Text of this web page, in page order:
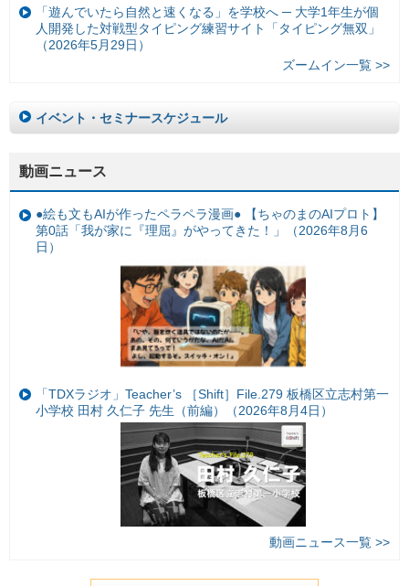
「遊んでいたら自然と速くなる」を学校へ ─ 大学1年生が個
人開発した対戦型タイピング練習サイト「タイピング無双」
（2026年5月29日）
ズームイン一覧 >>
イベント・セミナースケジュール
動画ニュース
●絵も文もAIが作ったペラペラ漫画● 【ちゃのまのAIプロト】
第0話「我が家に『理屈』がやってきた！」（2026年8月6
日）
「TDXラジオ」Teacher’s ［Shift］File.279 板橋区立志村第一
小学校 田村 久仁子 先生（前編）（2026年8月4日）
動画ニュース一覧 >>